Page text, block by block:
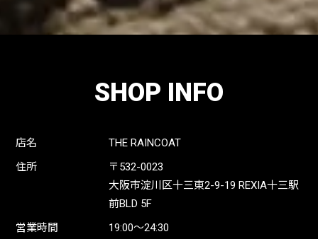
SHOP INFO
店名
THE RAINCOAT
住所
〒532-0023
大阪市淀川区十三東2-9-19 REXIA十三駅
前BLD 5F
営業時間
19:00〜24:30